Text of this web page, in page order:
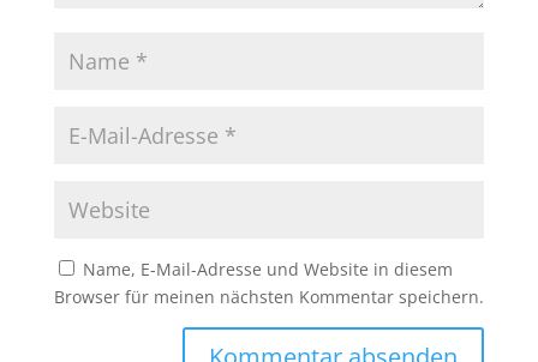
Name, E-Mail-Adresse und Website in diesem
Browser für meinen nächsten Kommentar speichern.